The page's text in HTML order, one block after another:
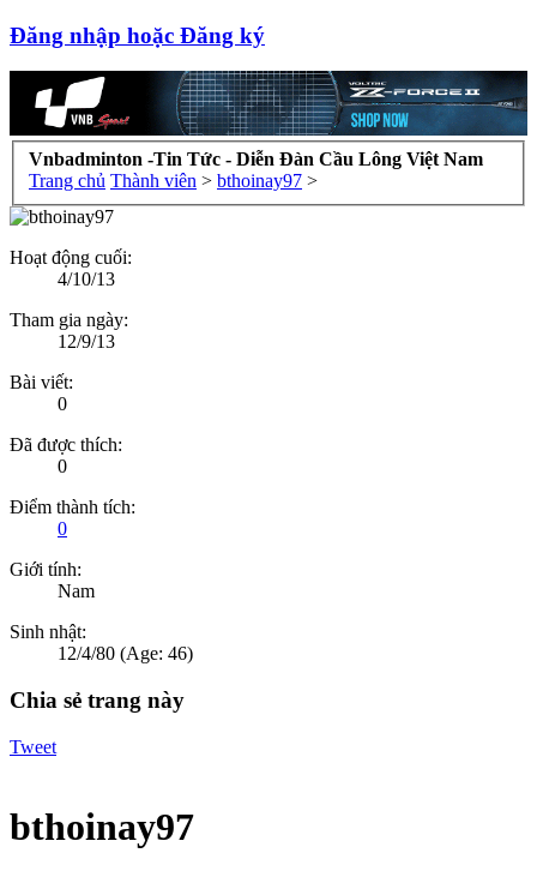
Đăng nhập hoặc Đăng ký
Vnbadminton -Tin Tức - Diễn Đàn Cầu Lông Việt Nam
Trang chủ Thành viên > bthoinay97 >
Hoạt động cuối:
4/10/13
Tham gia ngày:
12/9/13
Bài viết:
0
Đã được thích:
0
Điểm thành tích:
0
Giới tính:
Nam
Sinh nhật:
12/4/80 (Age: 46)
Chia sẻ trang này
Tweet
bthoinay97